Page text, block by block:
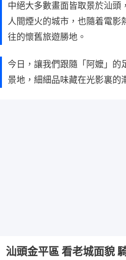
中絕大多數畫面皆取景於汕頭
人間煙火的城市，也隨着電影
往的懷舊旅遊勝地。
今日，讓我們跟隨「阿嬤」的
景地，細細品味藏在光影裏的
汕頭金平區 看老城面貌